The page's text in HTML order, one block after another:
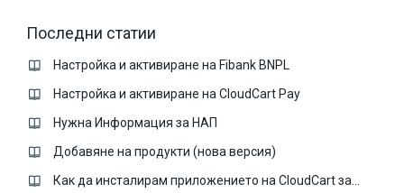
Последни статии
Настройка и активиране на Fibank BNPL
Настройка и активиране на CloudCart Pay
Нужна Информация за НАП
Добавяне на продукти (нова версия)